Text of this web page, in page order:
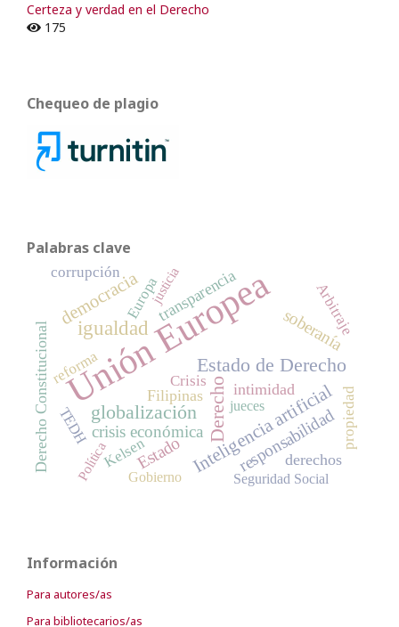
Certeza y verdad en el Derecho
175
Chequeo de plagio
Palabras clave
Unión Europea
igualdad
Estado de Derecho
globalización Derecho
democracia
Inteligencia artificial
crisis económica
Estado
soberanía
responsabilidad
transparencia
intimidad
Filipinas
derechos
Derecho Constitucional Crisis
reforma
TEDH
Europa Arbitraje
propiedad
corrupción
Kelsen
Política Gobierno Seguridad Social
jueces
justicia
Información
Para autores/as
Para bibliotecarios/as